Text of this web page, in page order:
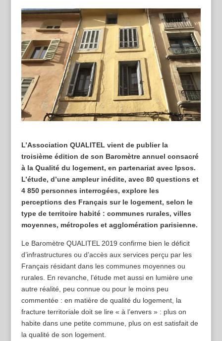
L’Association QUALITEL vient de publier la
troisième édition de son Baromètre annuel consacré
à la Qualité du logement, en partenariat avec Ipsos.
L’étude, d’une ampleur inédite, avec 80 questions et
4 850 personnes interrogées, explore les
perceptions des Français sur le logement, selon le
type de territoire habité : communes rurales, villes
moyennes, métropoles et agglomération parisienne.
Le Baromètre QUALITEL 2019 confirme bien le déficit
d’infrastructures ou d’accès aux services perçu par les
Français résidant dans les communes moyennes ou
rurales. En revanche, l’étude met aussi en lumière une
autre réalité, peu connue ou pour le moins peu
commentée : en matière de qualité du logement, la
fracture territoriale doit se lire « à l’envers » : plus on
habite dans une petite commune, plus on est satisfait de
la qualité de son logement.